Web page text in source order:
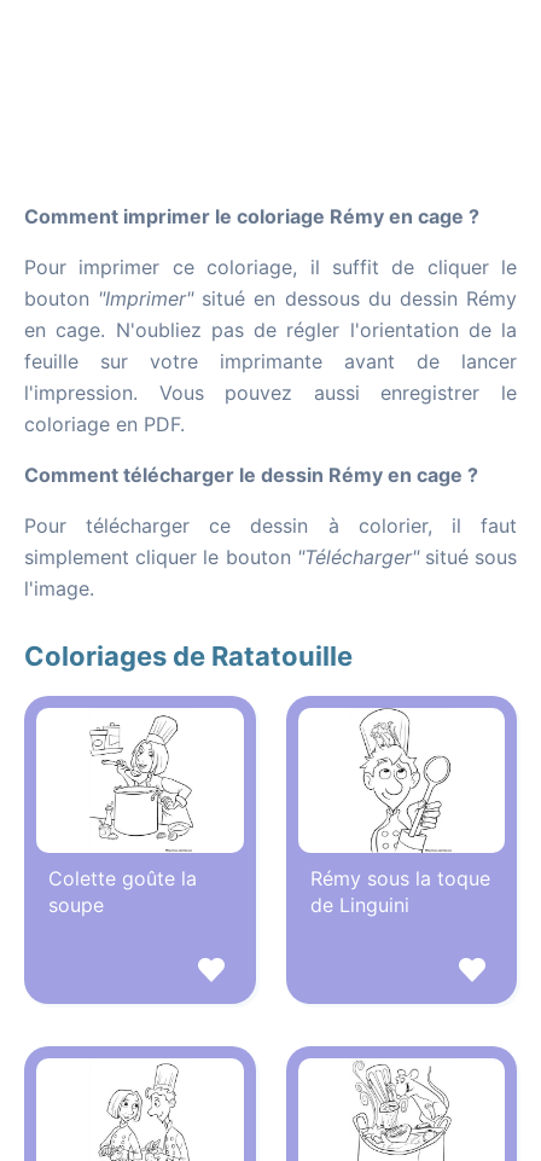
Comment imprimer le coloriage Rémy en cage ?
Pour imprimer ce coloriage, il suffit de cliquer le
bouton "Imprimer"situé en dessous du dessin Rémy
en cage. N'oubliez pas de régler l'orientation de la
feuille sur votre imprimante avant de lancer
l'impression. Vous pouvez aussi enregistrer le
coloriage en PDF.
Comment télécharger le dessin Rémy en cage ?
Pour télécharger ce dessin à colorier, il faut
simplement cliquer le bouton "Télécharger"situé sous
l'image.
Coloriages de Ratatouille
Colette goûte la
soupe
Rémy sous la toque
de Linguini